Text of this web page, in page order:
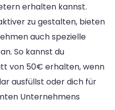
erhalten kannst.
zu gestalten, bieten
auch spezielle
So kannst du
von 50€ erhalten, wenn
ausfüllst oder dich für
Unternehmens